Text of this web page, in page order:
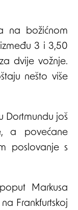
na božićnom
3 i 3,50
dvije vožnje.
nešto više
Dortmundu još
a povećane
poslovanje s
Markusa
Frankfurtskoj